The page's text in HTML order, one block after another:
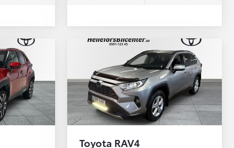
Toyota
När varje jobb
Toyota RAV4